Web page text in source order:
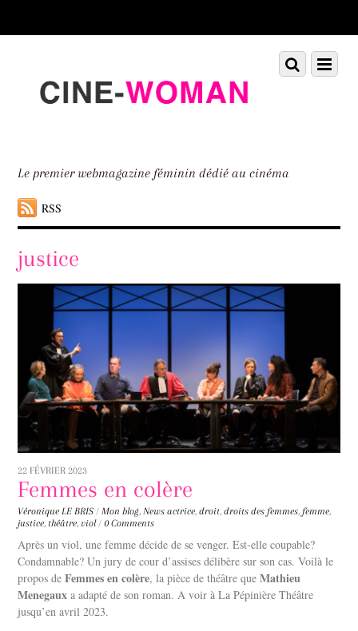
down
Le premier webmagazine féminin dédié au cinéma
RSS
Menu
Scroll
down
justice
22 FÉVRIER 2023
Femmes en colère
Véronique LE BRIS / Mon blog, News actrice,droit,droits des femmes, femme,
justice, théâtre,viol / 0 Comments
Après un viol, une femme décide de se venger. Est-elle coupable?
Condamnable? Un jury de cour d’assises délibère sur son cas. Voilà le
propos deFemmes en colère, la pièce de théâtre queMathieu
Menegaux a adapté de son roman. A voir à La Pépinière Théâtre
jusqu’en avril 2023.